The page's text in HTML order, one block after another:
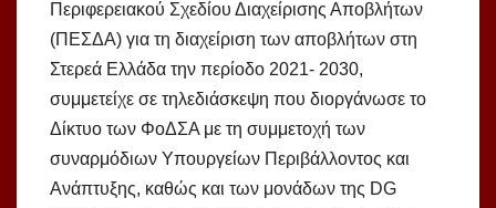
Περιφερειακού Σχεδίου Διαχείρισης Αποβλήτων
(ΠΕΣΔΑ) για τη διαχείριση των αποβλήτων στη
Στερεά Ελλάδα την περίοδο 2021- 2030,
συμμετείχε σε τηλεδιάσκεψη που διοργάνωσε το
Δίκτυο των ΦοΔΣΑ με τη συμμετοχή των
συναρμόδιων Υπουργείων Περιβάλλοντος και
Ανάπτυξης, καθώς και των μονάδων της DG